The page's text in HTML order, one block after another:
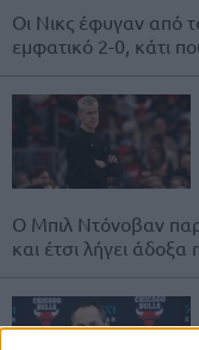
Οι Νικς έφυγαν από
εμφατικό 2-0, κάτι
Ο Μπιλ Ντόνοβαν
και έτσι λήγει άδοξα